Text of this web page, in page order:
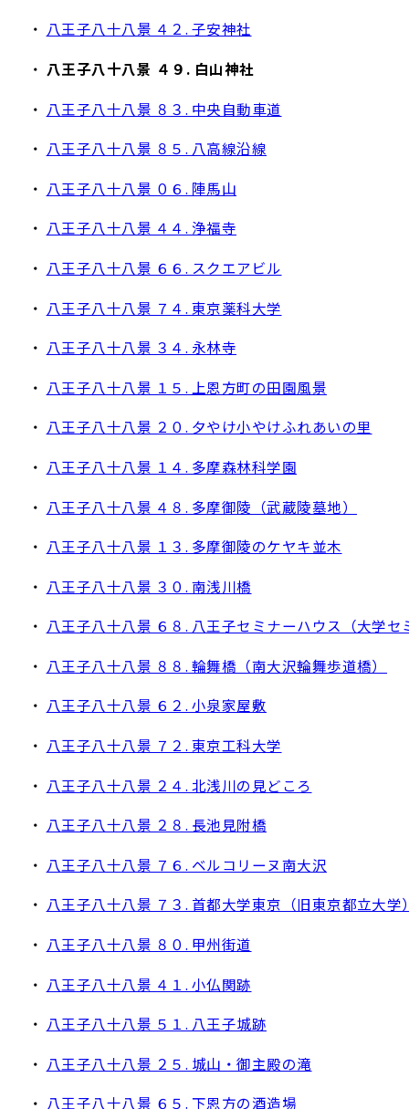
・ 八王子八十八景 ４２. 子安神社
・ 八王子八十八景 ４９. 白山神社
・ 八王子八十八景 ８３. 中央自動車道
・ 八王子八十八景 ８５. 八高線沿線
・ 八王子八十八景 ０６. 陣馬山
・ 八王子八十八景 ４４. 浄福寺
・ 八王子八十八景 ６６. スクエアビル
・ 八王子八十八景 ７４. 東京薬科大学
・ 八王子八十八景 ３４. 永林寺
・ 八王子八十八景 １５. 上恩方町の田園風景
・ 八王子八十八景 ２０. 夕やけ小やけふれあいの里
・ 八王子八十八景 １４. 多摩森林科学園
・ 八王子八十八景 ４８. 多摩御陵（武蔵陵墓地）
・ 八王子八十八景 １３. 多摩御陵のケヤキ並木
・ 八王子八十八景 ３０. 南浅川橋
・ 八王子八十八景 ６８. 八王子セミナーハウス（大学
・ 八王子八十八景 ８８. 輪舞橋（南大沢輪舞歩道橋）
・ 八王子八十八景 ６２. 小泉家屋敷
・ 八王子八十八景 ７２. 東京工科大学
・ 八王子八十八景 ２４. 北浅川の見どころ
・ 八王子八十八景 ２８. 長池見附橋
・ 八王子八十八景 ７６. ベルコリーヌ南大沢
・ 八王子八十八景 ７３. 首都大学東京（旧東京都立大学
・ 八王子八十八景 ８０. 甲州街道
・ 八王子八十八景 ４１. 小仏関跡
・ 八王子八十八景 ５１. 八王子城跡
・ 八王子八十八景 ２５. 城山・御主殿の滝
・ 八王子八十八景 ６５. 下恩方の酒造場